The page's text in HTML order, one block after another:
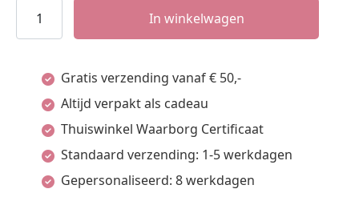
Names4ever
Zilveren
Breekhanger
Initialen
Names4ever
In winkelwagen
Gratis verzending vanaf € 50,-
Altijd verpakt als cadeau
Thuiswinkel Waarborg Certificaat
Standaard verzending: 1-5 werkdagen
Gepersonaliseerd: 8 werkdagen